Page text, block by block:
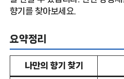
향기를 찾아보세요.
요약정리
나만의 향기 찾기